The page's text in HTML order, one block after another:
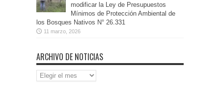
modificar la Ley de Presupuestos
Mínimos de Protección Ambiental de
los Bosques Nativos N° 26.331
11 marzo, 2026
ARCHIVO DE NOTICIAS
Archivo
de